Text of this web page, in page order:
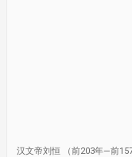
汉文帝刘恒 （前203年—前